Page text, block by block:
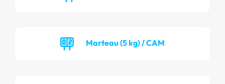
Marteau (5 kg) / CAM